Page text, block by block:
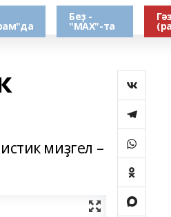
Беҙ -
"МАХ"-та
миҙгел –